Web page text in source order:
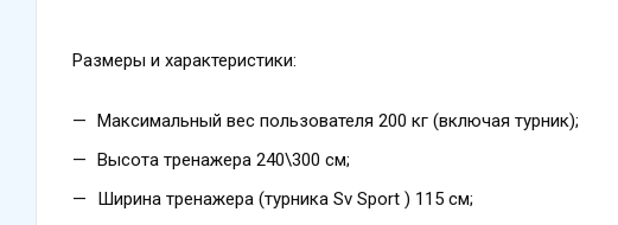
Размеры и характеристики:
Максимальный вес пользователя 200 кг (включая турник);
Высота тренажера 240\300 см;
Ширина тренажера (турника Sv Sport ) 115 см;